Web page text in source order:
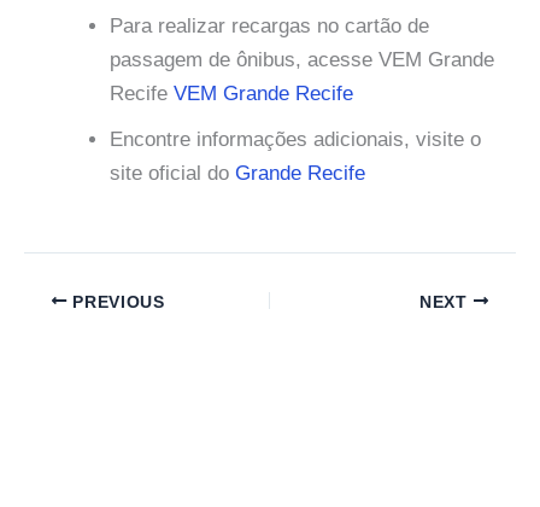
Para realizar recargas no cartão de
passagem de ônibus, acesse VEM Grande
Recife VEM Grande Recife
Encontre informações adicionais, visite o
site oficial do Grande Recife
PREVIOUS NEXT